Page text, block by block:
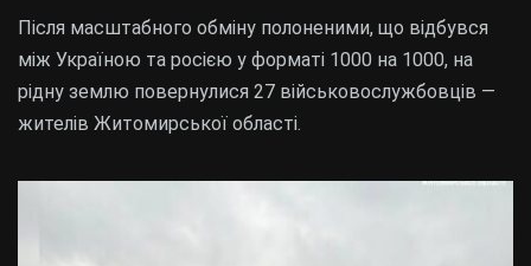
Після масштабного обміну полоненими, що відбувся
між Україною та росією у форматі 1000 на 1000, на
рідну землю повернулися 27 військовослужбовців —
жителів Житомирської області.